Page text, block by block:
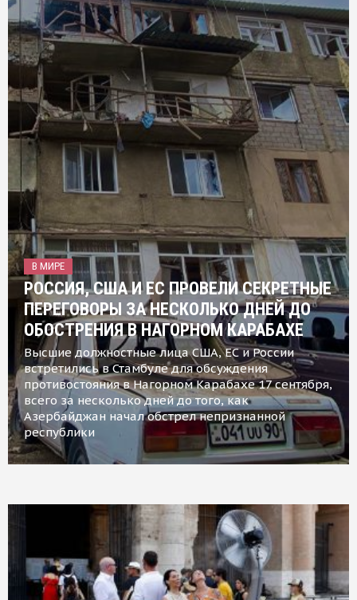
В МИРЕ
РОССИЯ, США И ЕС ПРОВЕЛИ СЕКРЕТНЫЕ
ПЕРЕГОВОРЫ ЗА НЕСКОЛЬКО ДНЕЙ ДО
ОБОСТРЕНИЯ В НАГОРНОМ КАРАБАХЕ
Высшие должностные лица США, ЕС и России
встретились в Стамбуле для обсуждения
противостояния в Нагорном Карабахе 17 сентября,
всего за несколько дней до того, как
Азербайджан начал обстрел непризнанной
республики